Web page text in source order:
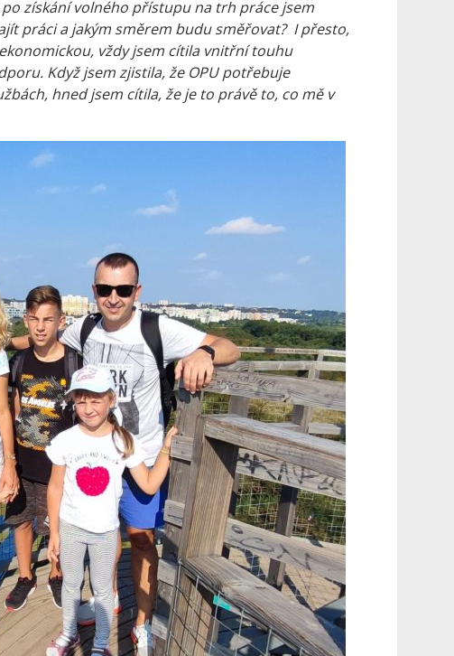
získání volného přístupu na trh práce jsem
práci a jakým směrem budu směřovat? I přesto,
vždy jsem cítila vnitřní touhu
Když jsem zjistila, že OPU potřebuje
hned jsem cítila, že je to právě to, co mě v